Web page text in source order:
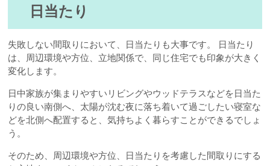
日当たり
失敗しない間取りにおいて、日当たりも大事です。 日当たり
は、周辺環境や方位、立地関係で、同じ住宅でも印象が大きく
変化します。
日中家族が集まりやすいリビングやウッドテラスなどを日当た
りの良い南側へ、太陽が沈む夜に落ち着いて過ごしたい寝室な
どを北側へ配置すると、気持ちよく暮らすことができるでしょ
う。
そのため、周辺環境や方位、日当たりを考慮した間取りにする